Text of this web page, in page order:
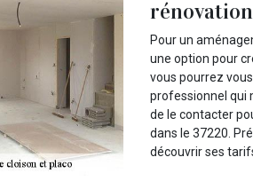
rénovation
Pour un
une option pour
vous pourrez
professionnel qui
de le contacter
dans le 37220.
découvrir ses